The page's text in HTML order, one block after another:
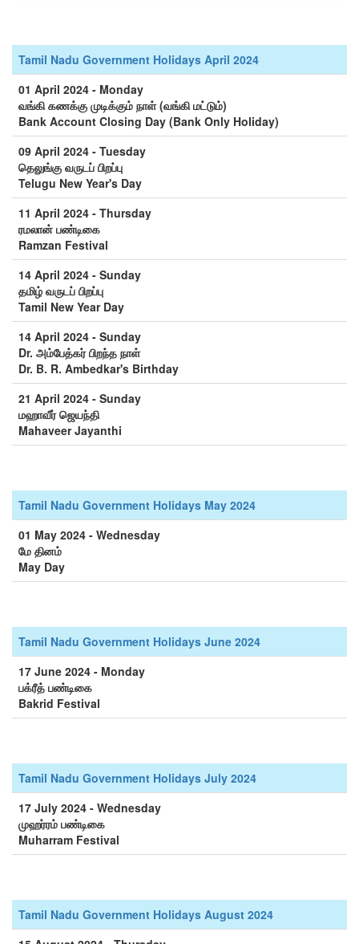
Tamil Nadu Government Holidays April 2024
01 April 2024 - Monday
வங்கி கணக்கு முடிக்கும் நாள் (வங்கி மட்டும்)
Bank Account Closing Day (Bank Only Holiday)
09 April 2024 - Tuesday
தெலுங்கு வருடப் பிறப்பு
Telugu New Year's Day
11 April 2024 - Thursday
ரமலான் பண்டிகை
Ramzan Festival
14 April 2024 - Sunday
தமிழ் வருடப் பிறப்பு
Tamil New Year Day
14 April 2024 - Sunday
Dr. அம்பேத்கர் பிறந்த நாள்
Dr. B. R. Ambedkar's Birthday
21 April 2024 - Sunday
மஹாவீர் ஜெயந்தி
Mahaveer Jayanthi
Tamil Nadu Government Holidays May 2024
01 May 2024 - Wednesday
மே தினம்
May Day
Tamil Nadu Government Holidays June 2024
17 June 2024 - Monday
பக்ரீத் பண்டிகை
Bakrid Festival
Tamil Nadu Government Holidays July 2024
17 July 2024 - Wednesday
முஹர்ரம் பண்டிகை
Muharram Festival
Tamil Nadu Government Holidays August 2024